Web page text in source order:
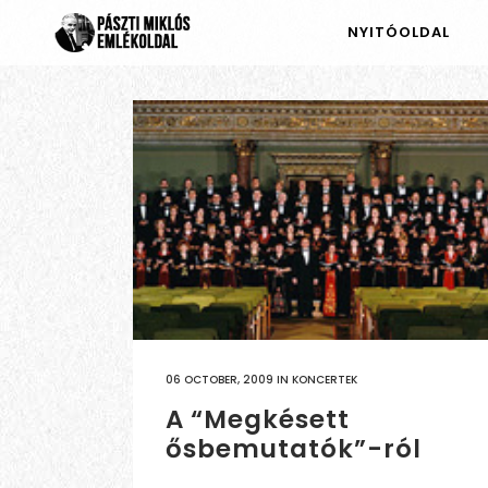
NYITÓOLDAL
06 OCTOBER, 2009 IN KONCERTEK
A “Megkésett
ősbemutatók”-ról